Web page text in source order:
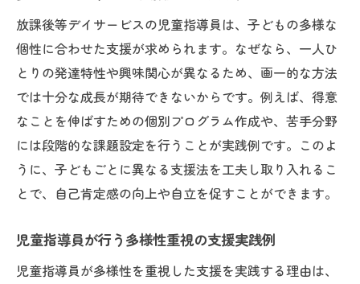
放課後等デイサービスの児童指導員は、子どもの多様な
個性に合わせた支援が求められます。なぜなら、一人ひ
とりの発達特性や興味関心が異なるため、画一的な方法
では十分な成長が期待できないからです。例えば、得意
なことを伸ばすための個別プログラム作成や、苦手分野
には段階的な課題設定を行うことが実践例です。このよ
うに、子どもごとに異なる支援法を工夫し取り入れるこ
とで、自己肯定感の向上や自立を促すことができます。
児童指導員が行う多様性重視の支援実践例
児童指導員が多様性を重視した支援を実践する理由は、